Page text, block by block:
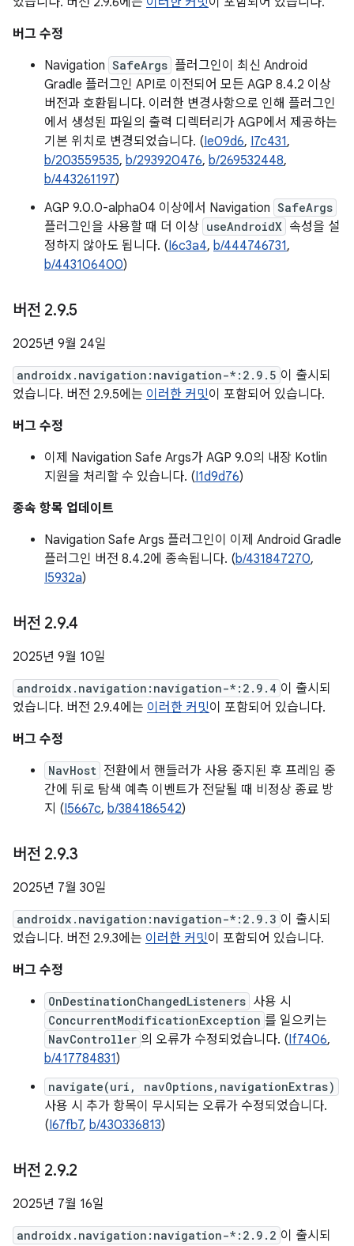
버그 수정
Navigation SafeArgs 플러그인이 최신 Android
Gradle 플러그인 API로 이전되어 모든 AGP 8.4.2 이상
버전과 호환됩니다. 이러한 변경사항으로 인해 플러그인
에서 생성된 파일의 출력 디렉터리가 AGP에서 제공하는
기본 위치로 변경되었습니다. (Ie09d6, I7c431,
b/203559535, b/293920476, b/269532448,
b/443261197)
AGP 9.0.0-alpha04 이상에서 Navigation SafeArgs
플러그인을 사용할 때 더 이상 useAndroidX 속성을 설
정하지 않아도 됩니다. (I6c3a4, b/444746731,
b/443106400)
버전 2.9.5
2025년 9월 24일
androidx.navigation:navigation-*:2.9.5 이 출시되
었습니다. 버전 2.9.5에는 이러한 커밋이 포함되어 있습니다.
버그 수정
이제 Navigation Safe Args가 AGP 9.0의 내장 Kotlin
지원을 처리할 수 있습니다. (I1d9d76)
종속 항목 업데이트
Navigation Safe Args 플러그인이 이제 Android Gradle
플러그인 버전 8.4.2에 종속됩니다. (b/431847270,
I5932a)
버전 2.9.4
2025년 9월 10일
androidx.navigation:navigation-*:2.9.4 이 출시되
었습니다. 버전 2.9.4에는 이러한 커밋이 포함되어 있습니다.
버그 수정
NavHost 전환에서 핸들러가 사용 중지된 후 프레임 중
간에 뒤로 탐색 예측 이벤트가 전달될 때 비정상 종료 방
지 (I5667c, b/384186542)
버전 2.9.3
2025년 7월 30일
androidx.navigation:navigation-*:2.9.3 이 출시되
었습니다. 버전 2.9.3에는 이러한 커밋이 포함되어 있습니다.
버그 수정
OnDestinationChangedListeners 사용 시
ConcurrentModificationException 를 일으키는
NavController 의 오류가 수정되었습니다. (If7406,
b/417784831)
navigate(uri, navOptions,navigationExtras)
사용 시 추가 항목이 무시되는 오류가 수정되었습니다.
(I67fb7, b/430336813)
버전 2.9.2
2025년 7월 16일
androidx.navigation:navigation-*:2.9.2 이 출시되